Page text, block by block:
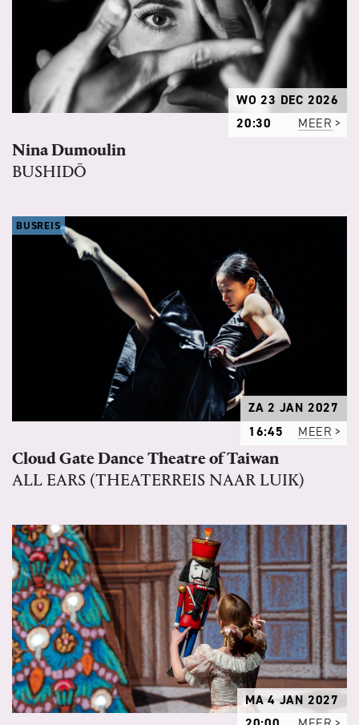
WO 23 DEC 2026
20:30
MEER
Nina Dumoulin
BUSHIDŌ
BUSREIS
ZA 2 JAN 2027
16:45
MEER
Cloud Gate Dance Theatre of Taiwan
ALL EARS (THEATERREIS NAAR LUIK)
MA 4 JAN 2027